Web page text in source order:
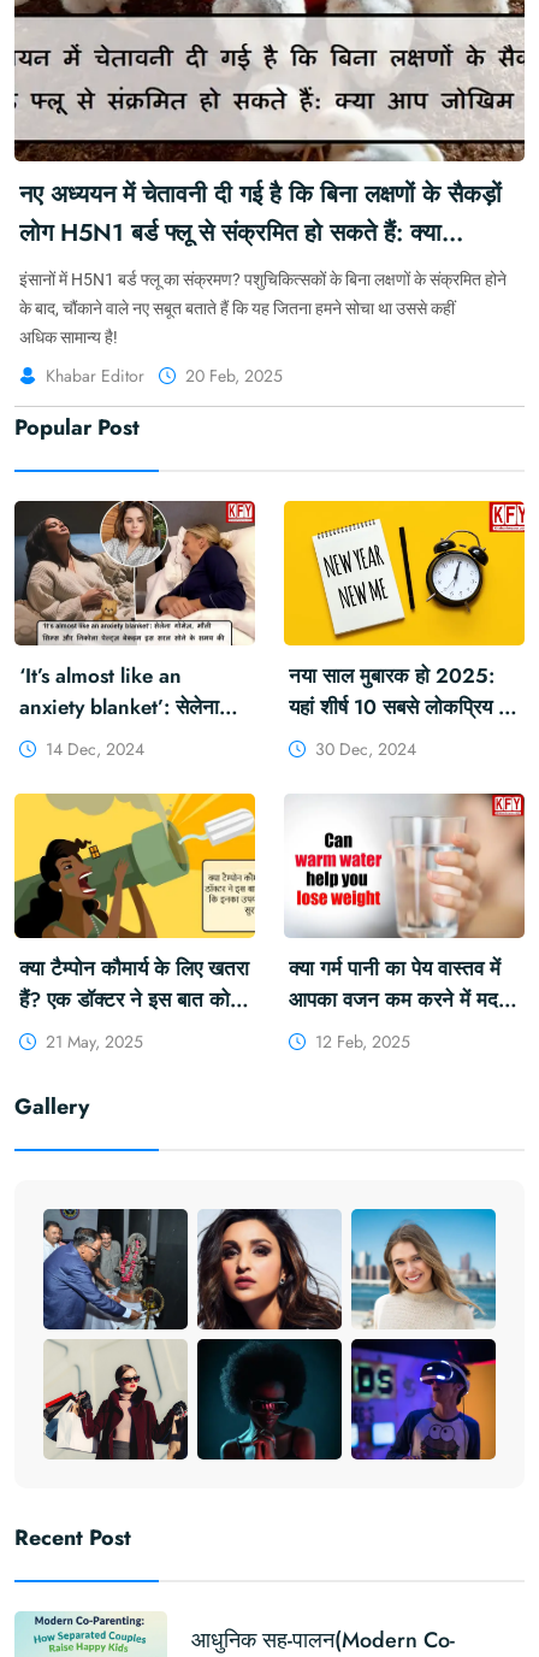
नए अध्ययन में चेतावनी दी गई है कि बिना लक्षणों के सैकड़ों
लोग H5N1 बर्ड फ्लू से संक्रमित हो सकते हैं: क्या
आप जोखिम में हैं? #BirdFlu #Infection #CdcFarm
#Symptom #HumanHealth #Fitness
#FitnessGoal #Wellness
इंसानों में H5N1 बर्ड फ्लू का संक्रमण? पशुचिकित्सकों के बिना लक्षणों के संक्रमित होने
के बाद, चौंकाने वाले नए सबूत बताते हैं कि यह जितना हमने सोचा था उससे कहीं
अधिक सामान्य है!
Khabar Editor 20 Feb, 2025
Popular Post
‘It’s almost like an
anxiety blanket’: सेलेना
गोमेज़, मौली सिम्स और निकोला
समय की हैक की कसम खाते हैं
#HealthySleep
#NicolaPeltz
#SelenaGomez #Sleep
14 Dec, 2024
नया साल मुबारक हो 2025:
यहां शीर्ष 10 सबसे लोकप्रिय नए
साल के संकल्प हैं #NewYear
#HappyNewYear2025
#MostPopular
#NewYearResolutions
30 Dec, 2024
क्या टैम्पोन कौमार्य के लिए खतरा
हैं? एक डॉक्टर ने इस बात को
स्पष्ट करते हुए बताया कि इनका
सुरक्षित दोनों है।
#Menstruation
#Virginity #myths
#Tampons
#SanitaryPads
#MenstrualHygiene
21 May, 2025
क्या गर्म पानी का पेय वास्तव में
आपका वजन कम करने में मदद
कर सकता है? यहां वह है जो
12 Feb, 2025
Gallery
Recent Post
आधुनिक सह-पालन(Modern Co-